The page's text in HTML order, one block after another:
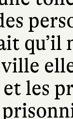
qu’il
et les